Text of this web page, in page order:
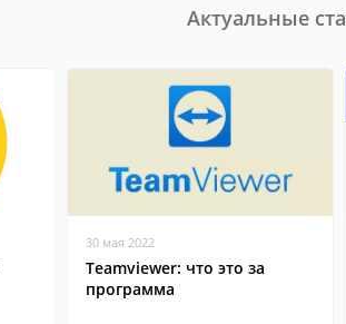
Актуальные
30 мая 2022
Teamviewer: что это за
программа